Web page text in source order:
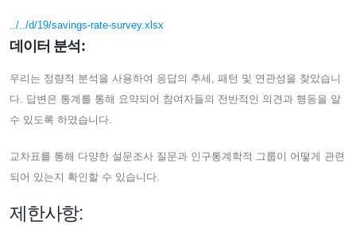
../../d/19/savings-rate-survey.xlsx
데이터 분석:
우리는 정량적 분석을 사용하여 응답의 추세, 패턴 및 연관성을 찾았습니
다. 답변은 통계를 통해 요약되어 참여자들의 전반적인 의견과 행동을 알
수 있도록 하였습니다.
교차표를 통해 다양한 설문조사 질문과 인구통계학적 그룹이 어떻게 관련
되어 있는지 확인할 수 있습니다.
제한사항: